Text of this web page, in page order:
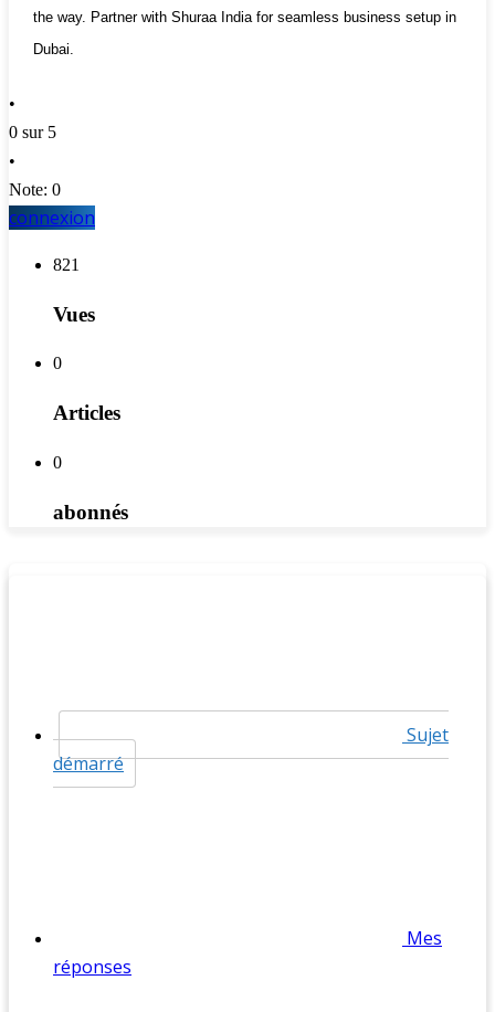
the way. Partner with Shuraa India for seamless business setup in
Dubai.
•
0 sur 5
•
Note: 0
connexion
821
Vues
0
Articles
0
abonnés
Sujet
démarré
Mes
réponses